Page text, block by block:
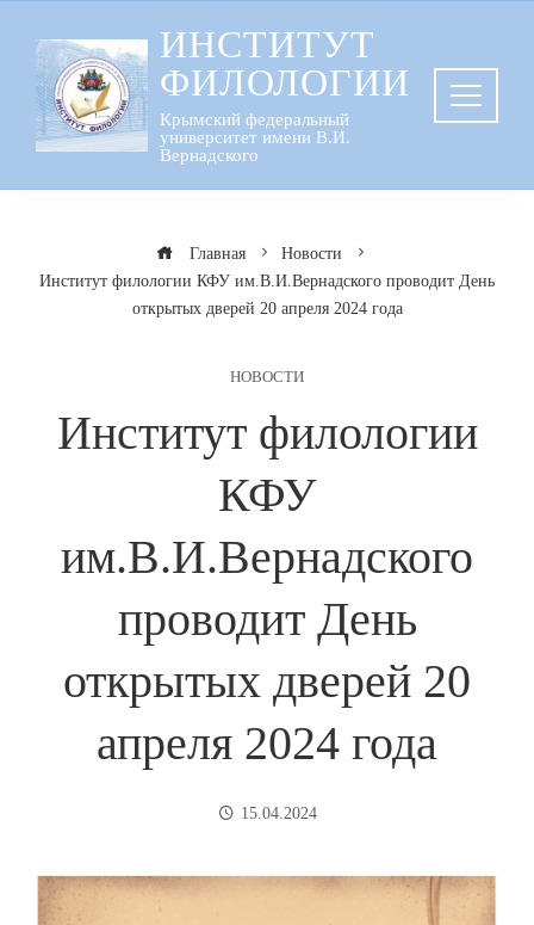
содержанию
ИНСТИТУТ
ФИЛОЛОГИИ
Крымский федеральный
университет имени В.И.
Вернадского
Главная
Новости
Институт филологии КФУ им.В.И.Вернадского проводит День
открытых дверей 20 апреля 2024 года
НОВОСТИ
Институт филологии
КФУ
им.В.И.Вернадского
проводит День
открытых дверей 20
апреля 2024 года
15.04.2024